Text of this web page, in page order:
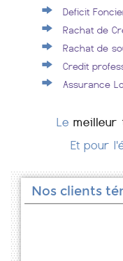
Deficit
Rachat de
Rachat de
Credit
Assurance
Le meilleur
Et pour
Nos clients